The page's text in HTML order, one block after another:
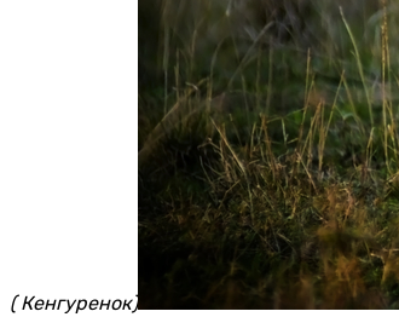
( Кенгуренок)